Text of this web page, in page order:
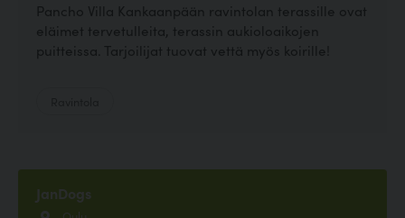
Pancho Villa Kankaanpään ravintolan terassille ovat
eläimet tervetulleita, terassin aukioloaikojen
puitteissa. Tarjoilijat tuovat vettä myös koirille!
JanDogs